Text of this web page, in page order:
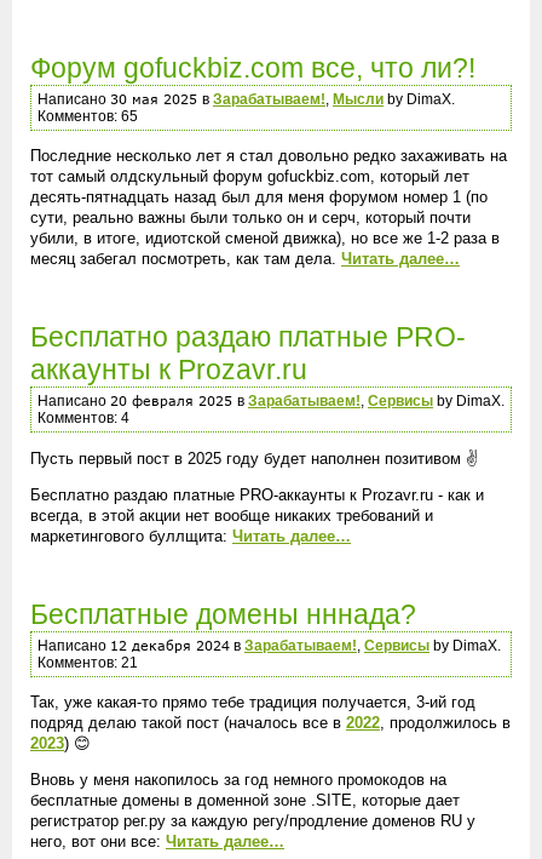
Форум gofuckbiz.com все, что ли?!
Написано в Зарабатываем! Мысли by DimaX.
Комментов: 65
Последние несколько лет я стал довольно редко захаживать на
тот самый олдскульный форум gofuckbiz.com, который лет
десять-пятнадцать назад был для меня форумом номер 1 (по
сути, реально важны были только он и серч, который почти
убили, в итоге, идиотской сменой движка), но все же 1-2 раза в
месяц забегал посмотреть, как там дела. Читать далее…
Бесплатно раздаю платные PRO-
аккаунты к Prozavr.ru
Написано в Зарабатываем! Сервисы by DimaX.
Комментов: 4
Пусть первый пост в 2025 году будет наполнен позитивом ✌️
Бесплатно раздаю платные PRO-аккаунты к Prozavr.ru - как и
всегда, в этой акции нет вообще никаких требований и
маркетингового буллщита: Читать далее…
Бесплатные домены нннада?
Написано в Зарабатываем! Сервисы by DimaX.
Комментов: 21
Так, уже какая-то прямо тебе традиция получается, 3-ий год
подряд делаю такой пост (началось все в 2022, продолжилось в
2023) 😊
Вновь у меня накопилось за год немного промокодов на
бесплатные домены в доменной зоне .SITE, которые дает
регистратор рег.ру за каждую регу/продление доменов RU у
него, вот они все: Читать далее…